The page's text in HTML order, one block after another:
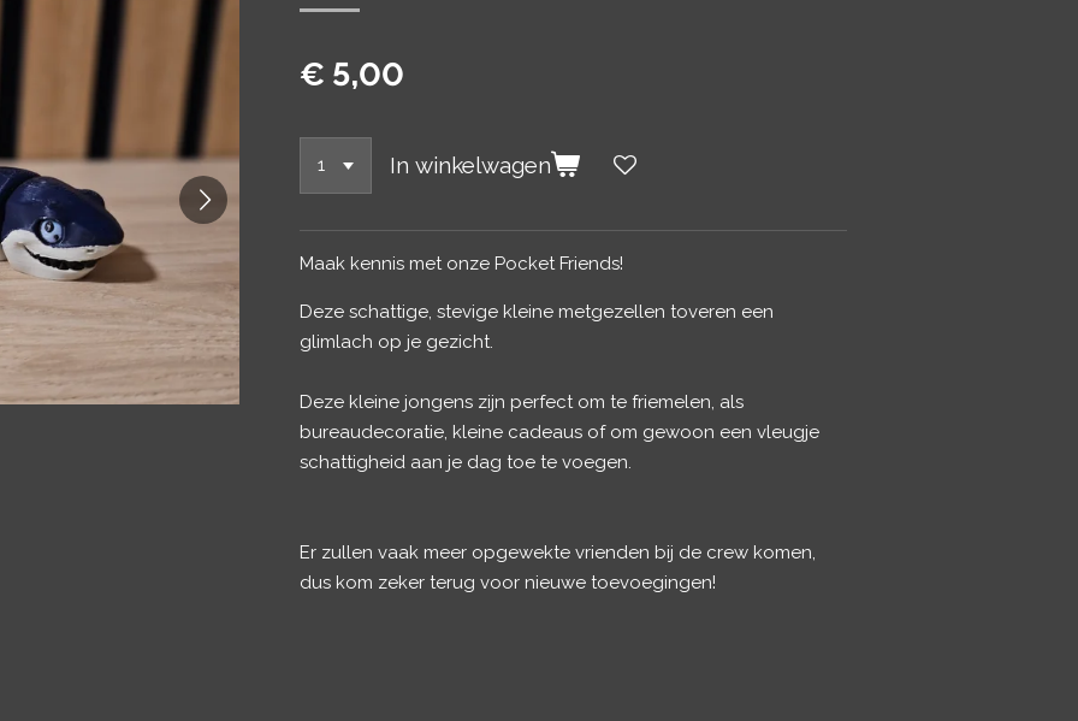
€ 5,00
In winkelwagen
Maak kennis met onze Pocket Friends!
Deze schattige, stevige kleine metgezellen toveren een
glimlach op je gezicht.
Deze kleine jongens zijn perfect om te friemelen, als
bureaudecoratie, kleine cadeaus of om gewoon een vleugje
schattigheid aan je dag toe te voegen.
Er zullen vaak meer opgewekte vrienden bij de crew komen,
dus kom zeker terug voor nieuwe toevoegingen!